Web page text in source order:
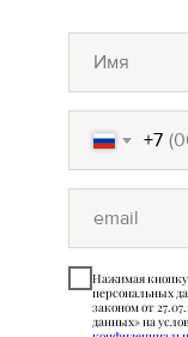
+7
Нажимая
персональных
законом от
данных» на